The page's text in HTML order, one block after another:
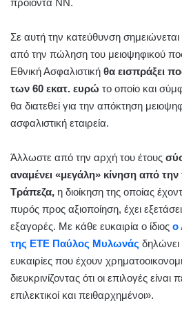
Σε αυτή την κατεύθυνση
από την πώληση του μειοψηφικού
Εθνική Ασφαλιστική θα εισπράξει
των 60 εκατ. ευρώ το οποίο και
θα διατεθεί για την απόκτηση
ασφαλιστική εταιρεία.
Άλλωστε από την αρχή του έτους
αναμένει «μεγάλη» κίνηση από
Τράπεζα, η διοίκηση της οποίας
πυρός προς αξιοποίηση, έχει
εξαγορές. Με κάθε ευκαιρία ο ίδιος ο
της ΕΤΕ Παύλος Μυλωνάς δηλώνει
ευκαιρίες που έχουν
διευκρινίζοντας ότι οι επιλογές είναι
επιλεκτικοί και πειθαρχημένοι».